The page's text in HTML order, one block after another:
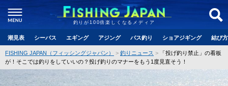
釣りが100倍楽しくなるメディア
潮見表 シーバス エギング アジング バス釣り ショアジギング 結び
FISHING JAPAN（フィッシングジャパン） 釣りニュース
「投げ釣り禁止」の看板
が！そこでは釣りをしていいの？投げ釣りのマナーをもう1度見直そう！